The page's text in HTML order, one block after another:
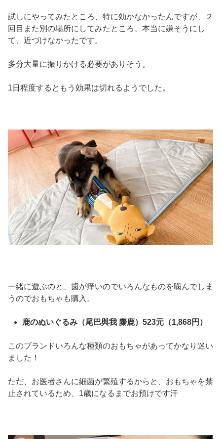
試しにやってみたところ、特に効かなかったんですが、２
回目また別の場所にしてみたところ、本当に嫌そうにし
て、近づけなかったです。
多分大量に振りかける必要がありそう。
1日程度するともう効果は切れるようでした。
一緒に遊ぶのと、歯が痒いのでいろんなものを噛んでしま
うのでおもちゃも購入。
鹿のぬいぐるみ（尾巴與我 麋鹿）523元（1,868円）
このブランドいろんな種類のおもちゃがあってかなり迷い
ました！
ただ、お医者さんに細菌が繁殖するからと、おもちゃを禁
止されているため、1歳になるまでお預けです汗